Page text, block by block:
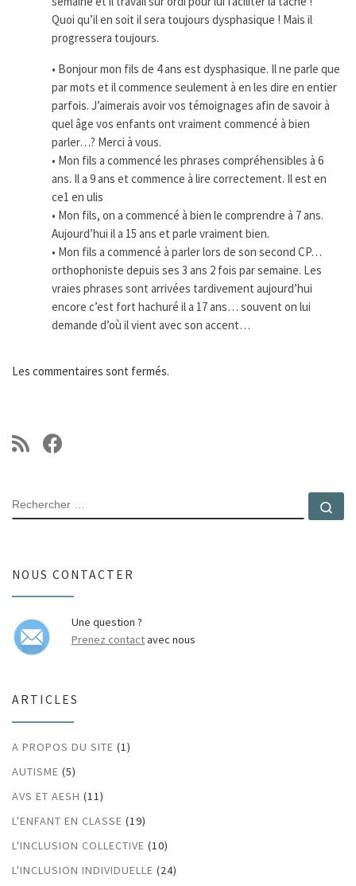
Quoi qu’il en soit il sera toujours dysphasique ! Mais il
progressera toujours.
• Bonjour mon fils de 4 ans est dysphasique. Il ne parle que
par mots et il commence seulement à en les dire en entier
parfois. J’aimerais avoir vos témoignages afin de savoir à
quel âge vos enfants ont vraiment commencé à bien
parler…? Merci à vous.
• Mon fils a commencé les phrases compréhensibles à 6
ans. Il a 9 ans et commence à lire correctement. Il est en
ce1 en ulis
• Mon fils, on a commencé à bien le comprendre à 7 ans.
Aujourd’hui il a 15 ans et parle vraiment bien.
• Mon fils a commencé à parler lors de son second CP…
orthophoniste depuis ses 3 ans 2 fois par semaine. Les
vraies phrases sont arrivées tardivement aujourd’hui
encore c’est fort hachuré il a 17 ans… souvent on lui
demande d’où il vient avec son accent…
Les commentaires sont fermés.
RECHERCHER
NOUS CONTACTER
Une question ?
Prenez contactavec nous
ARTICLES
A PROPOS DU SITE (1)
AUTISME (5)
AVS ET AESH (11)
L'ENFANT EN CLASSE (19)
L'INCLUSION COLLECTIVE (10)
L'INCLUSION INDIVIDUELLE (24)